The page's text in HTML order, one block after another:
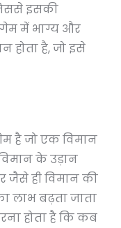
इसकी
गेम में भाग्य और
होता है, जो इसे
है जो एक विमान
के उड़ान
जैसे ही विमान की
लाभ बढ़ता जाता
होता है कि कब